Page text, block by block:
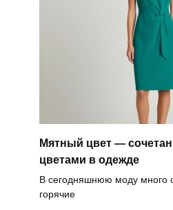
Мятный цвет —
цветами в одежде
В сегодняшнюю моду много
горячие